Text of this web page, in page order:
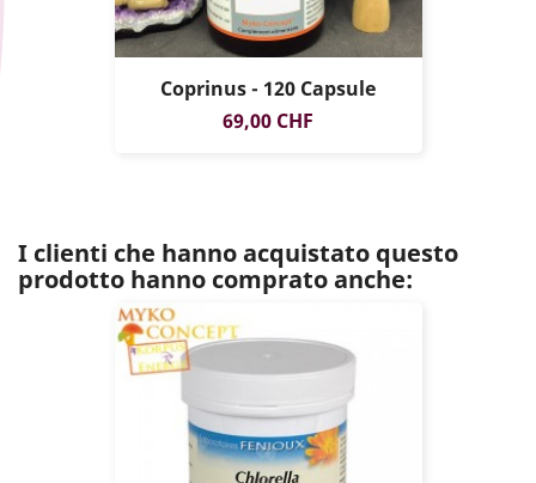
Coprinus - 120 Capsule
Prezzo
69,00 CHF
I clienti che hanno acquistato questo
prodotto hanno comprato anche: